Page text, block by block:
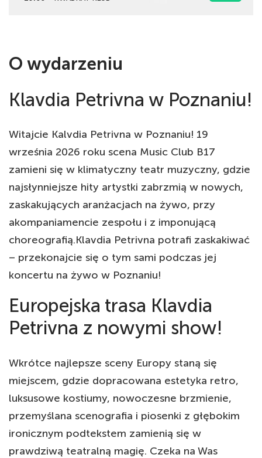
O wydarzeniu
Klavdia Petrivna w Poznaniu!
Witajcie Kalvdia Petrivna w Poznaniu! 19
września 2026 roku scena Music Club B17
zamieni się w klimatyczny teatr muzyczny, gdzie
najsłynniejsze hity artystki zabrzmią w nowych,
zaskakujących aranżacjach na żywo, przy
akompaniamencie zespołu i z imponującą
choreografią.Klavdia Petrivna potrafi zaskakiwać
– przekonajcie się o tym sami podczas jej
koncertu na żywo w Poznaniu!
Europejska trasa Klavdia
Petrivna z nowymi show!
Wkrótce najlepsze sceny Europy staną się
miejscem, gdzie dopracowana estetyka retro,
luksusowe kostiumy, nowoczesne brzmienie,
przemyślana scenografia i piosenki z głębokim
ironicznym podtekstem zamienią się w
prawdziwą teatralną magię. Czeka na Was